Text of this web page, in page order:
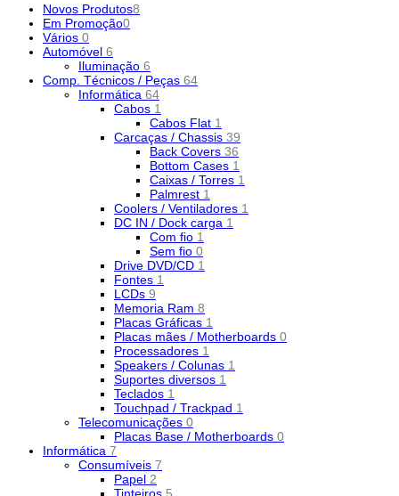
Novos Produtos8
Em Promoção0
Vários 0
Automóvel 6
Iluminação 6
Comp. Técnicos / Peças 64
Informática 64
Cabos 1
Cabos Flat 1
Carcaças / Chassis 39
Back Covers 36
Bottom Cases 1
Caixas / Torres 1
Palmrest 1
Coolers / Ventiladores 1
DC IN / Dock carga 1
Com fio 1
Sem fio 0
Drive DVD/CD 1
Fontes 1
LCDs 9
Memoria Ram 8
Placas Gráficas 1
Placas mães / Motherboards 0
Processadores 1
Speakers / Colunas 1
Suportes diversos 1
Teclados 1
Touchpad / Trackpad 1
Telecomunicações 0
Placas Base / Motherboards 0
Informática 7
Consumíveis 7
Papel 2